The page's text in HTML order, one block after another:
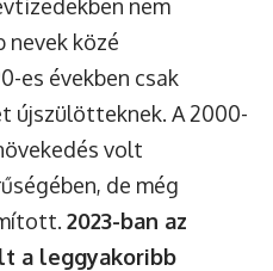
nem
közé
es években csak
újszülötteknek. A 2000-
volt
de még
2023-ban az
a leggyakoribb